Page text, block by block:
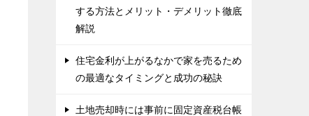
する方法とメリット・デメリット徹底
解説
住宅金利が上がるなかで家を売るため
の最適なタイミングと成功の秘訣
土地売却時には事前に固定資産税台帳